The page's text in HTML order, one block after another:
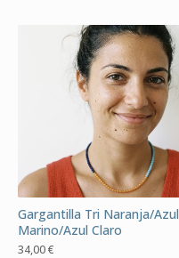
Gargantilla Tri Naranja/Azul
Marino/Azul Claro
34,00€